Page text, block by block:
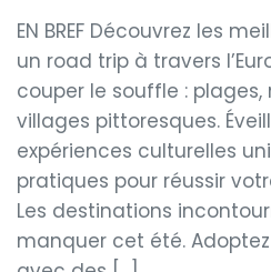
EN BREF Découvrez les
un road trip à travers
couper le souffle :
villages pittoresques.
expériences culturelles
pratiques pour réussir
Les destinations
manquer cet été. Adoptez